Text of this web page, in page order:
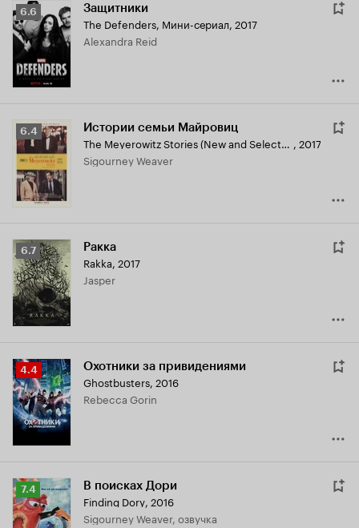
Рейтинг
Кинопоиска
6.6
6.6 Защитники
The Defenders, Мини-сериал, 2017
Alexandra Reid
Рейтинг
Кинопоиска
6.4
6.4 Истории семьи Майровиц
The Meyerowitz Stories (New and Selected) , 2017
Sigourney Weaver
Рейтинг
Кинопоиска
6.7
6.7 Ракка
Rakka, 2017
Jasper
Рейтинг
Кинопоиска
4.4
4.4 Охотники за привидениями
Ghostbusters, 2016
Rebecca Gorin
Рейтинг
Кинопоиска
7.4
7.4 В поисках Дори
Finding Dory, 2016
Sigourney Weaver, озвучка